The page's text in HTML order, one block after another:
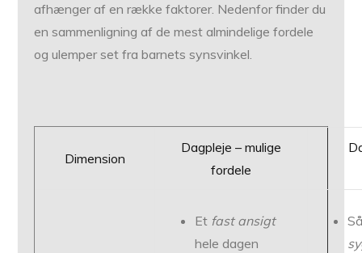
afhænger af en række faktorer. Nedenfor finder du
en sammenligning af de mest almindelige fordele
og ulemper set fra barnets synsvinkel.
Dimension
Dagpleje – mulige
fordele
Et fast ansigt
hele dagen